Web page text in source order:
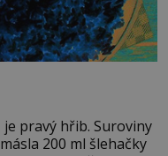
hřib. Suroviny
200 ml šlehačky